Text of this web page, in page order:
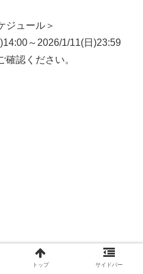
ジュール＞
～2026/1/11(日)23:59
認ください。
トップ サイドバー